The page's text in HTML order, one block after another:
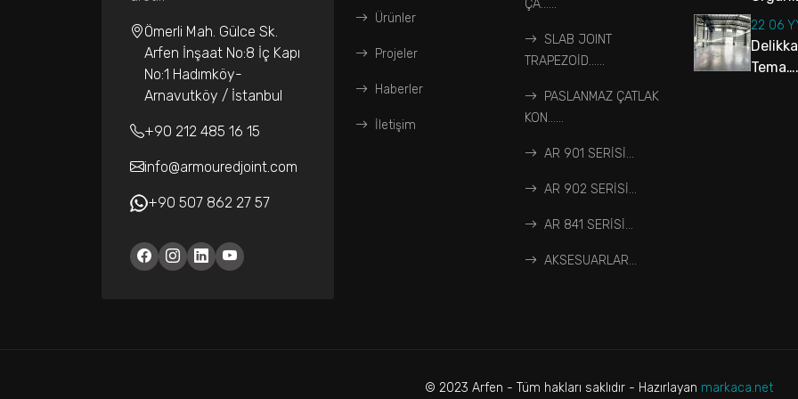
Ömerli Mah. Gülce Sk.
Arfen İnşaat No:8 İç Kapı
No:1 Hadımköy-
Arnavutköy / İstanbul
+90 212 485 16 15
info@armouredjoint.com
+90 507 862 27 57
Ürünler
Projeler
Haberler
İletişim
ÇA…...
SLAB JOINT
TRAPEZOİD…...
PASLANMAZ ÇATLAK
KON…...
AR 901 SERİSİ...
AR 902 SERİSİ...
AR 841 SERİSİ...
AKSESUARLAR...
22 06
© 2023 Arfen - Tüm hakları saklıdır - Hazırlayan markaca.net